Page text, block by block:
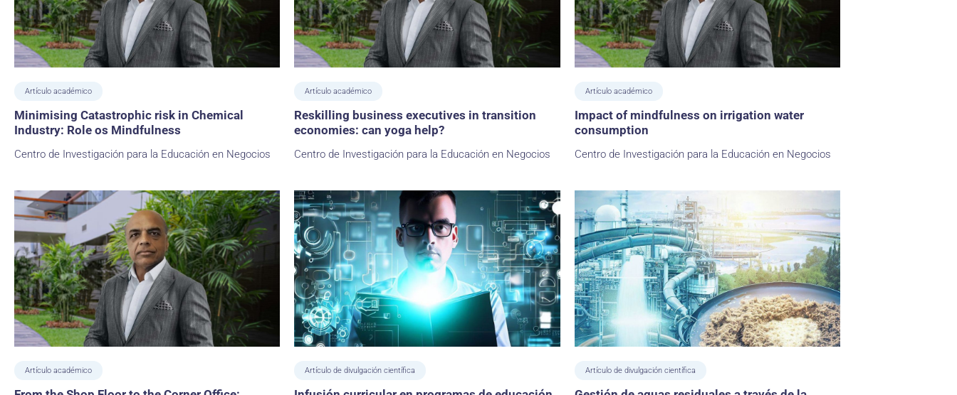
Artículo académico
Minimising Catastrophic risk in Chemical
Industry: Role os Mindfulness
Centro de Investigación para la Educación en Negocios
Artículo académico
Reskilling business executives in transition
economies: can yoga help?
Centro de Investigación para la Educación en Negocios
Artículo académico
Impact of mindfulness on irrigation water
consumption
Centro de Investigación para la Educación en Negocios
Artículo académico Artículo de divulgación científica Artículo de divulgación científica